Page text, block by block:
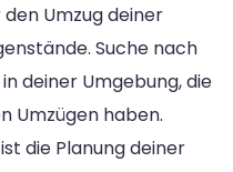
Umzug deiner
Suche nach
deiner Umgebung, die
Umzügen haben.
die Planung deiner